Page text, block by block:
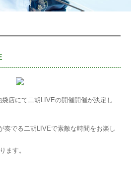
店にて二胡LIVEの開催開催が決定し
奏でる二胡LIVEで素敵な時間をお楽し
ます。